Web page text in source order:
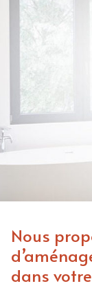
Nous
dans